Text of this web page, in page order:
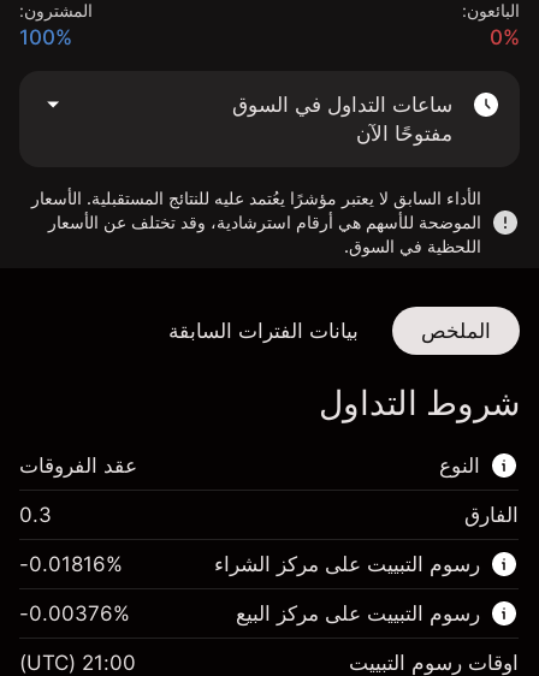
البائعون:
0%
المشترون:
100%
ساعات التداول في السوق
مفتوحًا الآن
الأداء السابق لا يعتبر مؤشرًا يعُتمد عليه للنتائج المستقبلية. الأسعار
الموضحة للأسهم هي أرقام استرشادية، وقد تختلف عن الأسعار
اللحظية في السوق.
الملخص بيانات الفترات السابقة
شروط التداول
النوع
هذا السوق المالي متاح للتداول من خلال عقود
الفروقات.
اعرف المزيد عن:
عقود الفروقات
عقد الفروقات
الفارق 0.3
رسوم التبييت على مركز الشراء -0.01816%
رسوم التبييت على مركز البيع -0.00376%
اوقات رسوم التبييت 21:00
(UTC)